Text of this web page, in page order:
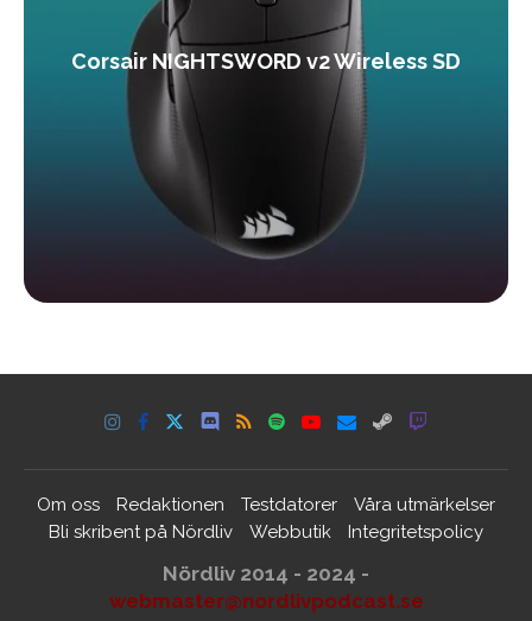
Corsair NIGHTSWORD v2 Wireless SD
Om oss Redaktionen Testdatorer
Våra utmärkelser
Bli skribent på Nördliv
Webbutik Integritetspolicy
Nördliv 2014 - 2024 -
webmaster@nordlivpodcast.se